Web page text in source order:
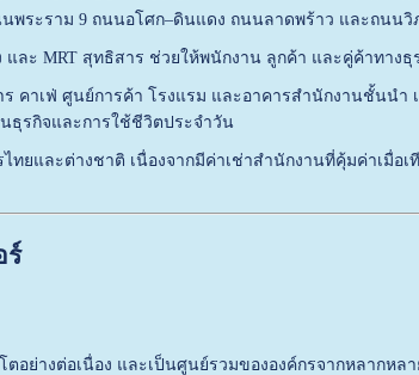
พระราม 9 ถนนอโศก–ดินแดง ถนนลาดพร้าว และถนนวิ
และ MRT สุทธิสาร ช่วยให้พนักงาน ลูกค้า และคู่ค้าทาง
าเฟ่ ศูนย์การค้า โรงแรม และอาคารสำนักงานชั้นนำ เช่น
ธุรกิจและการใช้ชีวิตประจำวัน
ทยและต่างชาติ เนื่องจากมีค่าเช่าสำนักงานที่คุ้มค่าเมื่
ร์
อย่างต่อเนื่อง และเป็นศูนย์รวมขององค์กรจากหลากหล